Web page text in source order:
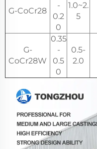
G-CoCr28
-
0.2
0
1.0~2.
5
G-
CoCr28W
0.35
-
0.5
0
0.5-
2.0